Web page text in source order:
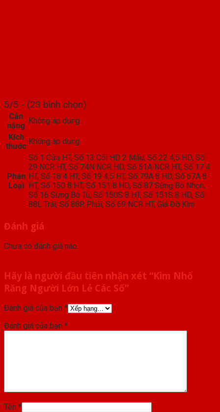
5/5 - (23 bình chọn)
Cân
nặng
Không áp dụng
Kích
thước
Không áp dụng
Phân
Loại
Số 1 Cửa HT, Số 13 Cối HD 2 Mấu, Số 22 4,5 HD, Số
29 NCR HT, Số 74N NCR HD, Số 51A NCR HT, Số 17 4
HT, Số 18 4 HT, Số 19 4,5 HT, Số 79A 8 HD, Số 67A 8
HT, Số 150 8 HT, Số 151 8 HD, Số 87 Sừng Bò Nhọn,
Số 16 Sừng Bò Tù, Số 150S 8 HT, Số 151S 8 HD, Số
88L Trái, Số 88R Phải, Số 69 NCR HT, Giá Đỡ Kìm
Đánh giá
Chưa có đánh giá nào.
Hãy là người đầu tiên nhận xét “Kìm Nhổ
Răng Người Lớn Lẻ Các Số”
Đánh giá của bạn *
Đánh giá của bạn *
Tên *